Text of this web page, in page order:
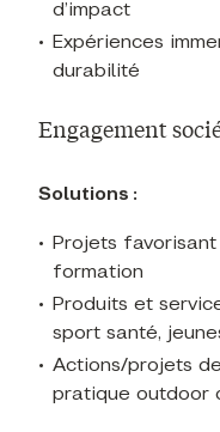
d’impact
Expériences
durabilité
Engagement
Solutions :
Projets favorisant
formation
Produits et
sport santé,
Actions/projets
pratique outdoor